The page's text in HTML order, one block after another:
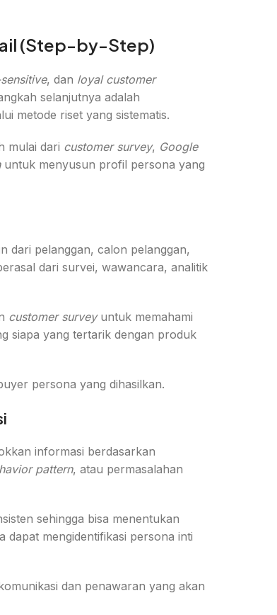
(Step-by-Step)
, dan loyal customer
selanjutnya adalah
metode riset yang sistematis.
mulai dari customer survey, Google
untuk menyusun profil persona yang
dari pelanggan, calon pelanggan,
dari survei, wawancara, analitik
customer surveyuntuk memahami
siapa yang tertarik dengan produk
persona yang dihasilkan.
informasi berdasarkan
pattern, atau permasalahan
sehingga bisa menentukan
dapat mengidentifikasi persona inti
dan penawaran yang akan